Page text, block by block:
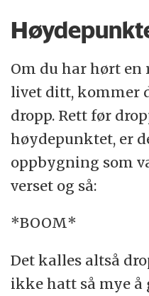
Om du har hørt en
livet ditt, kommer
dropp. Rett før
høydepunktet, er
oppbygning som
verset og så:
*BOOM*
Det kalles altså
ikke hatt så mye